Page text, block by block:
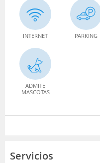
INTERNET PARKING
ADMITE
MASCOTAS
Servicios